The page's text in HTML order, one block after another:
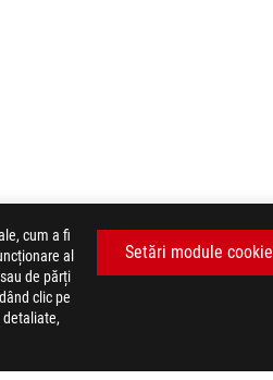
cum a fi
al
de părți
clic pe
detaliate,
Setări module cookie